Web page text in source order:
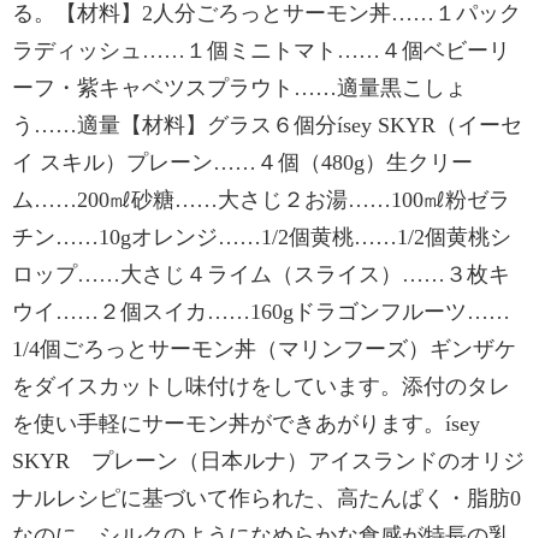
る。【材料】2人分ごろっとサーモン丼……１パック
ラディッシュ……１個ミニトマト……４個ベビーリ
ーフ・紫キャベツスプラウト……適量黒こしょ
う……適量【材料】グラス６個分ísey SKYR（イーセ
イ スキル）プレーン……４個（480g）生クリー
ム……200㎖砂糖……大さじ２お湯……100㎖粉ゼラ
チン……10gオレンジ……1/2個黄桃……1/2個黄桃シ
ロップ……大さじ４ライム（スライス）……３枚キ
ウイ……２個スイカ……160gドラゴンフルーツ……
1/4個ごろっとサーモン丼（マリンフーズ）ギンザケ
をダイスカットし味付けをしています。添付のタレ
を使い手軽にサーモン丼ができあがります。ísey
SKYR プレーン（日本ルナ）アイスランドのオリジ
ナルレシピに基づいて作られた、高たんぱく・脂肪0